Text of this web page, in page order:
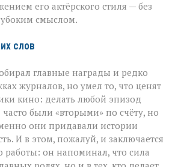
его актёрского стиля — без
смыслом.
слов
главные награды и редко
журналов, но умел то, что ценят
кино: делать любой эпизод
были «вторыми» по счёту, но
они придавали истории
И в этом, пожалуй, и заключается
работы: он напоминал, что сила